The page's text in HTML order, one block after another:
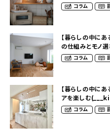
コラム
【暮らしの中にあ
の仕組みとモノ
コラム
【暮らしの中にあ
アを楽しむ
コラム